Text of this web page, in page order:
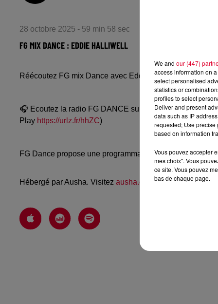
28 octobre 2025 - 59 min 58 sec
FG MIX DANCE : EDDIE HALLIWELL
Réécoutez FG mix Dance avec Eddie Halliwell du lundi
🎧 Ecoutez la radio FG DANCE sur
www.radiofg.com/fg-
Play https://urlz.fr/hhZC)
FG Dance propose une programmation dance, EDM,
Hébergé par Ausha. Visitez ausha.co/politique-de-
We and our (447)
access information on
select personalised
statistics or
profiles to select
Deliver and present
data such as IP
requested; Use precise
based on information
Vous pouvez accepter
mes choix". Vous
ce site. Vous pouvez
bas de chaque page.